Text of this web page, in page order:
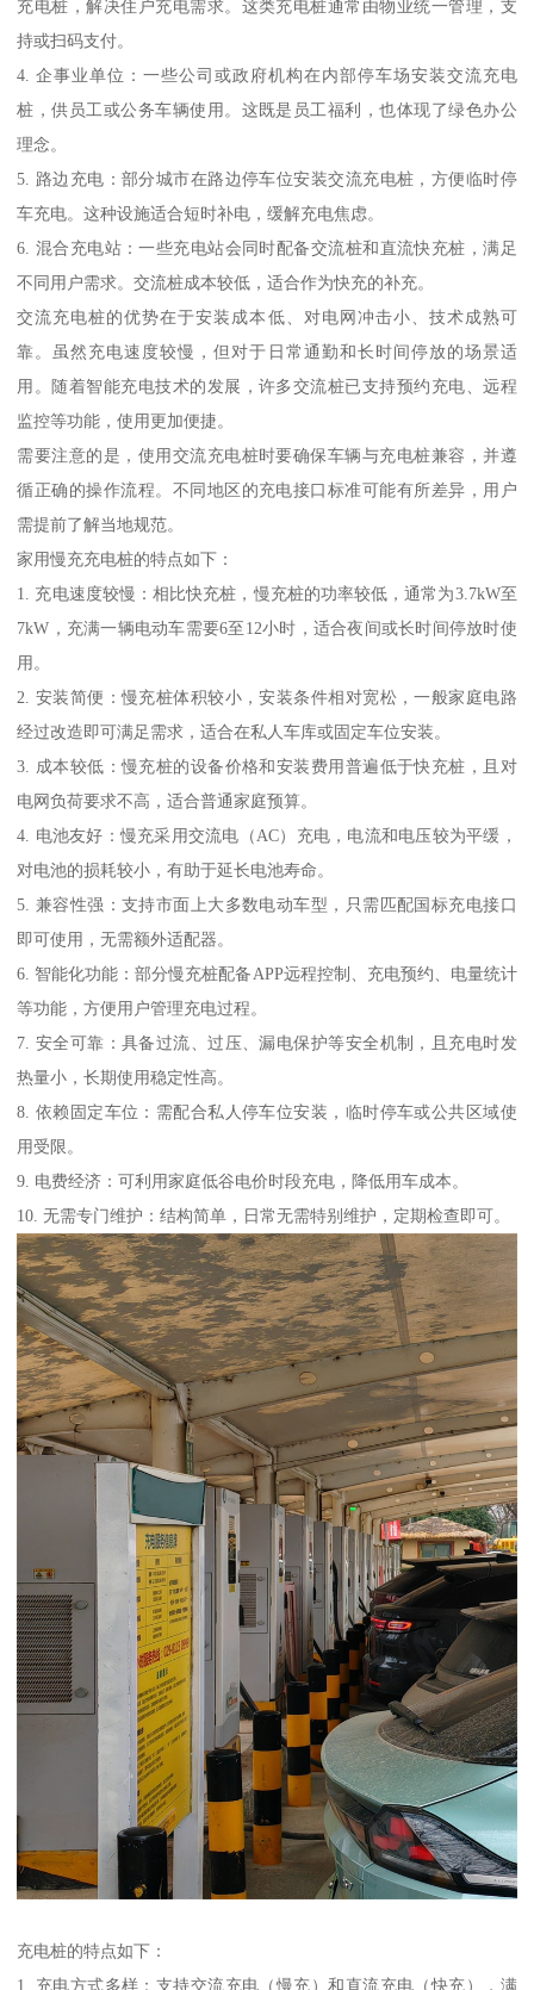
充电桩，解决住户充电需求。这类充电桩通常由物业统一管理，支
持或扫码支付。
4. 企事业单位：一些公司或政府机构在内部停车场安装交流充电
桩，供员工或公务车辆使用。这既是员工福利，也体现了绿色办公
理念。
5. 路边充电：部分城市在路边停车位安装交流充电桩，方便临时停
车充电。这种设施适合短时补电，缓解充电焦虑。
6. 混合充电站：一些充电站会同时配备交流桩和直流快充桩，满足
不同用户需求。交流桩成本较低，适合作为快充的补充。
交流充电桩的优势在于安装成本低、对电网冲击小、技术成熟可
靠。虽然充电速度较慢，但对于日常通勤和长时间停放的场景适
用。随着智能充电技术的发展，许多交流桩已支持预约充电、远程
监控等功能，使用更加便捷。
需要注意的是，使用交流充电桩时要确保车辆与充电桩兼容，并遵
循正确的操作流程。不同地区的充电接口标准可能有所差异，用户
需提前了解当地规范。
家用慢充充电桩的特点如下：
1. 充电速度较慢：相比快充桩，慢充桩的功率较低，通常为3.7kW至
7kW，充满一辆电动车需要6至12小时，适合夜间或长时间停放时使
用。
2. 安装简便：慢充桩体积较小，安装条件相对宽松，一般家庭电路
经过改造即可满足需求，适合在私人车库或固定车位安装。
3. 成本较低：慢充桩的设备价格和安装费用普遍低于快充桩，且对
电网负荷要求不高，适合普通家庭预算。
4. 电池友好：慢充采用交流电（AC）充电，电流和电压较为平缓，
对电池的损耗较小，有助于延长电池寿命。
5. 兼容性强：支持市面上大多数电动车型，只需匹配国标充电接口
即可使用，无需额外适配器。
6. 智能化功能：部分慢充桩配备APP远程控制、充电预约、电量统计
等功能，方便用户管理充电过程。
7. 安全可靠：具备过流、过压、漏电保护等安全机制，且充电时发
热量小，长期使用稳定性高。
8. 依赖固定车位：需配合私人停车位安装，临时停车或公共区域使
用受限。
9. 电费经济：可利用家庭低谷电价时段充电，降低用车成本。
10. 无需专门维护：结构简单，日常无需特别维护，定期检查即可。
充电桩的特点如下：
1. 充电方式多样：支持交流充电（慢充）和直流充电（快充），满